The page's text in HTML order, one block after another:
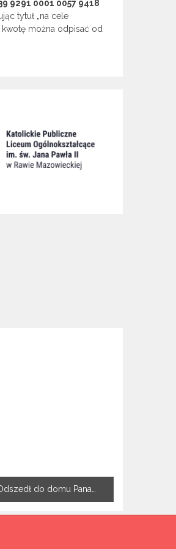
9291 0001 0057 9418
tytuł „na cele
kwotę można odpisać od
do domu Pana…